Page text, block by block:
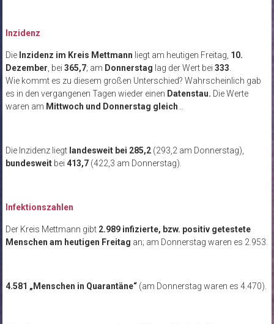
Inzidenz
Die Inzidenz im Kreis Mettmann liegt am heutigen Freitag, 10.
Dezember, bei 365,7; am Donnerstag lag der Wert bei 333.
Wie kommt es zu diesem großen Unterschied? Wahrscheinlich gab
es in den vergangenen Tagen wieder einen Datenstau. Die Werte
waren am Mittwoch und Donnerstag gleich…
Die Inzidenz liegtlandesweit bei 285,2 (293,2 am Donnerstag),
bundesweitbei 413,7(422,3 am Donnerstag).
Infektionszahlen
Der Kreis Mettmann gibt2.989 infizierte, bzw. positiv getestete
Menschen am heutigen Freitag an; am Donnerstag waren es 2.953.
4.581 „Menschen in Quarantäne“ (am Donnerstag waren es 4.470).